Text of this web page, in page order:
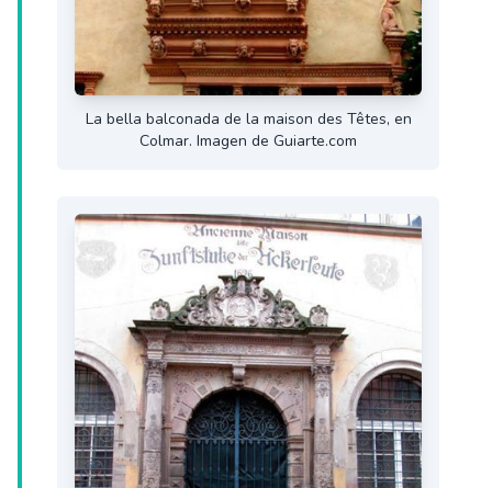
La bella balconada de la maison des Têtes, en
Colmar. Imagen de Guiarte.com